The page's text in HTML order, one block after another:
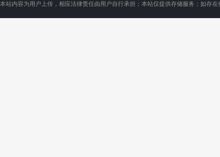
本站内容为用户上传，相应法律责任由用户自行承担；本站仅提供存储服务；如存